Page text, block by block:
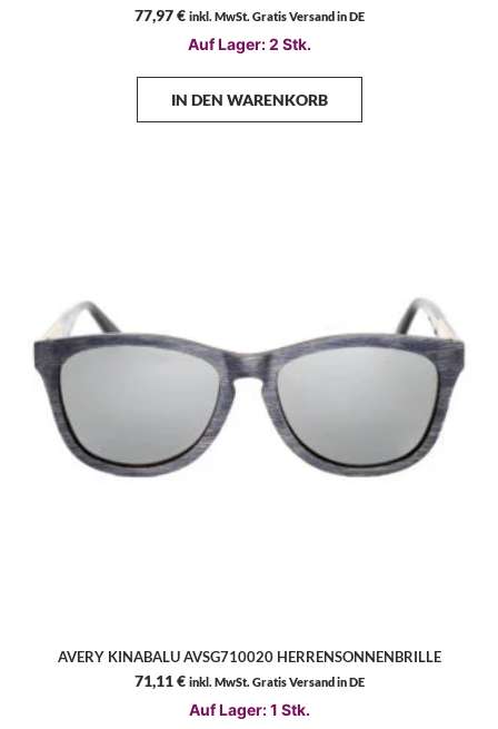
77,97€ inkl. MwSt. Gratis Versand in DE
Auf Lager: 2 Stk.
IN DEN WARENKORB
AVERY KINABALU AVSG710020 HERRENSONNENBRILLE
71,11€ inkl. MwSt. Gratis Versand in DE
Auf Lager: 1 Stk.